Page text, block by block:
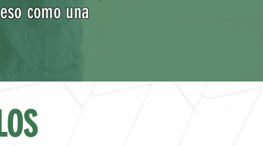
como una